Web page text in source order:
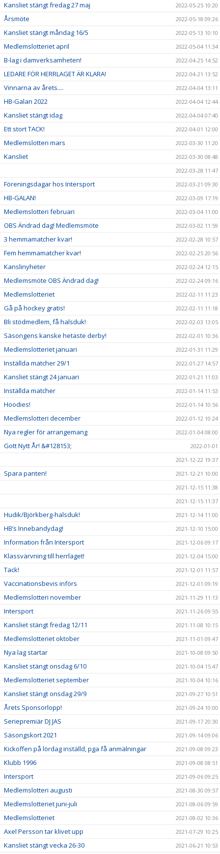
Kansliet stängt fredag 27 maj 2022-05-25 10:20
Årsmöte 2022-05-18 09:26
Kansliet stängt måndag 16/5 2022-05-13 10:10
Medlemslotteriet april 2022-05-04 11:34
B-lag i damverksamheten! 2022-04-25 14:52
LEDARE FÖR HERRLAGET ÄR KLARA! 2022-04-21 13:52
Vinnarna av årets.... 2022-04-04 13:11
HB-Galan 2022 2022-04-04 12:44
Kansliet stängt idag 2022-04-04 07:40
Ett stort TACK! 2022-04-01 12:00
Medlemslotteri mars 2022-03-30 11:20
Kansliet
2022-03-30 08:48
2022-03-28 11:47
Föreningsdagar hos Intersport 2022-03-21 09:30
HB-GALAN! 2022-03-09 17:19
Medlemslotteri februari 2022-03-04 11:00
OBS Ändrad dag! Medlemsmöte 2022-03-02 11:59
3 hemmamatcher kvar! 2022-02-28 10:57
Fem hemmamatcher kvar! 2022-02-25 20:56
Kanslinyheter 2022-02-24 12:15
Medlemsmöte OBS Ändrad dag! 2022-02-24 09:16
Medlemslotteriet 2022-02-11 11:23
Gå på hockey gratis! 2022-02-11 11:18
Bli stödmedlem, få halsduk! 2022-02-03 13:05
Säsongens kanske hetaste derby! 2022-02-01 10:36
Medlemslotteriet januari 2022-01-31 11:29
Inställda matcher 29/1 2022-01-27 14:57
Kansliet stängt 24 januari 2022-01-21 11:03
Inställda matcher 2022-01-14 11:53
Hoodies! 2022-01-14 10:56
Medlemslotteri december 2022-01-12 10:24
Nya regler för arrangemang 2022-01-04 08:00
Gott Nytt År! &#128153;
2022-01-01
2021-12-22 19:37
Spara panten!
2021-12-21 10:00
2021-12-15 11:38
2021-12-15 11:37
Hudik/Björkberg-halsduk! 2021-12-14 11:00
HB’s Innebandydag! 2021-12-10 15:00
Information från Intersport 2021-12-06 09:17
Klassvärvning till herrlaget! 2021-12-04 15:00
Tack! 2021-12-01 11:57
Vaccinationsbevis införs 2021-12-01 09:19
Medlemslotteri november 2021-11-29 11:13
Intersport 2021-11-26 09:55
Kansliet stängt fredag 12/11 2021-11-08 10:15
Medlemslotteriet oktober 2021-11-01 09:47
Nya lag startar 2021-10-08 09:50
Kansliet stängt onsdag 6/10 2021-10-04 15:47
Medlemslotteriet september 2021-10-04 10:16
Kansliet stängt onsdag 29/9 2021-09-27 10:51
Årets Sponsorlopp! 2021-09-24 10:00
Seriepremiär DJ JAS 2021-09-17 20:30
Säsongskort 2021 2021-09-14 09:06
Kickoffen på lördag inställd, pga få anmälningar 2021-09-08 09:23
Klubb 1996 2021-09-08 08:51
Intersport 2021-09-06 09:25
Medlemslotteri augusti 2021-08-30 09:57
Medlemslotteriet juni-juli 2021-08-06 09:59
Medlemslotteriet 2021-08-02 10:36
Axel Persson tar klivet upp 2021-07-29 10:25
Kansliet stängt vecka 26-30 2021-06-21 10:53